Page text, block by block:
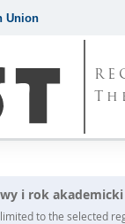
Union
i rok akademicki
to the selected